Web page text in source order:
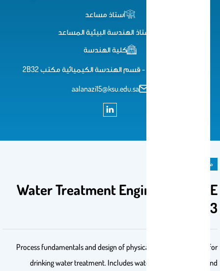
أستاذ مساعد
أستاذ الهندسة البيئية المساعد
كلية الهندسة
كلية الهندسة - قسم الهندسة الكيميائية مكتب 2B32
aalanazi15@ksu.edu.sa
مادة دراسية
Water Treatment Engineering-CHE
573
Process fundamentals and design of physical-chemical systems for
drinking water treatment. Includes water quality standards and